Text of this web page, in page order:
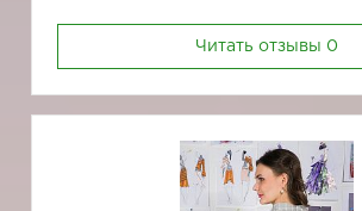
Читать отзывы 0